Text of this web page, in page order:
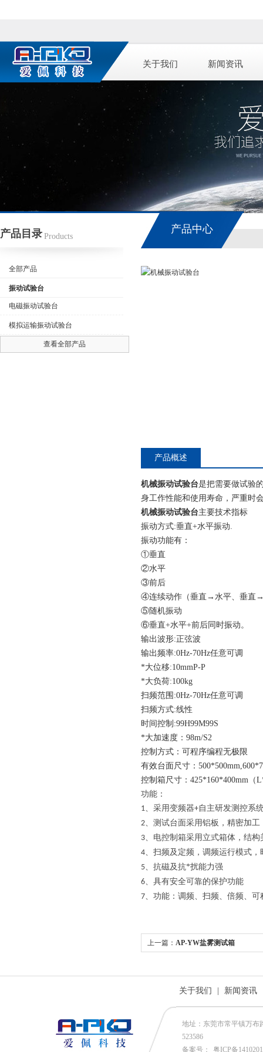
公司名称
关于我们 新闻资讯
产品目录 Products
全部产品
振动试验台
电磁振动试验台
模拟运输振动试验台
查看全部产品
产品中心
产品概述
机械振动试验台是把需要做试验
身工作性能和使用寿命，严重时
机械振动试验台主要技术指标
振动方式:垂直+水平振动.
振动功能有：
①垂直
②水平
③前后
④连续动作（垂直→水平、垂直
⑤随机振动
⑥垂直+水平+前后同时振动。
输出波形:正弦波
输出频率:0Hz-70Hz任意可调
*大位移:10mmΡ-Ρ
*大负荷:100kg
扫频范围 :0Hz-70Hz任意可调
扫频方式:线性
时间控制 :99H99M99S
*大加速度： 98m/S2
控制方式：可程序编程无极限
有效台面尺寸：
控制箱尺寸： 425*160*400mm（
功能：
1、采用变频器+自主研发测控系
2、测试台面采用铝板，精密加工
3、电控制箱采用立式箱体，结
4、扫频及定频，调频运行模式
5、抗磁及抗*扰能力强
6、具有安全可靠的保护功能
7、功能：调频、扫频、倍频、
上一篇： AP-YW盐雾测试箱
关于我们 新闻资讯
地址：东莞市常平镇万布
523586
备案号：
粤ICP备